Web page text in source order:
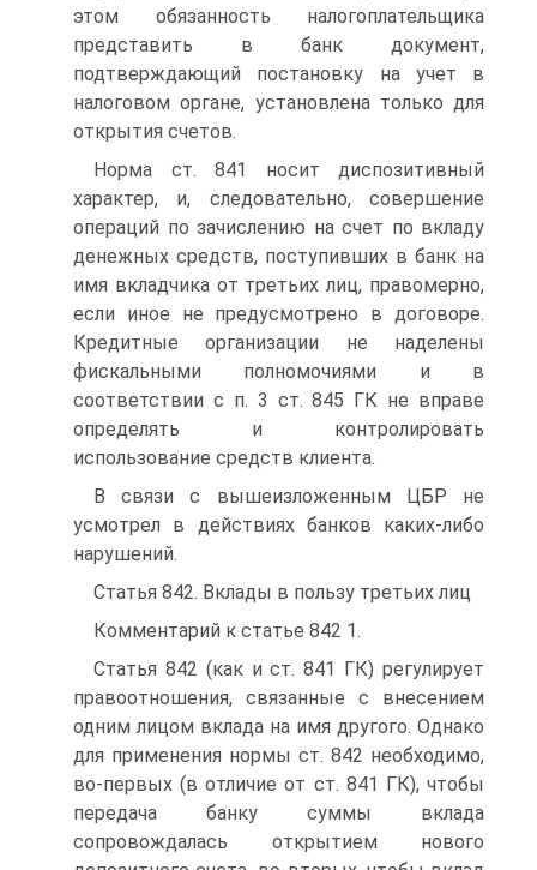
этом обязанность налогоплательщика
представить в банк документ,
подтверждающий постановку на учет в
налоговом органе, установлена только для
открытия счетов.
Норма ст. 841 носит диспозитивный
характер, и, следовательно, совершение
операций по зачислению на счет по вкладу
денежных средств, поступивших в банк на
имя вкладчика от третьих лиц, правомерно,
если иное не предусмотрено в договоре.
Кредитные организации не наделены
фискальными полномочиями и в
соответствии с п. 3 ст. 845 ГК не вправе
определять и контролировать
использование средств клиента.
В связи с вышеизложенным ЦБР не
усмотрел в действиях банков каких-либо
нарушений.
Статья 842. Вклады в пользу третьих лиц
Комментарий к статье 842 1.
Статья 842 (как и ст. 841 ГК) регулирует
правоотношения, связанные с внесением
одним лицом вклада на имя другого. Однако
для применения нормы ст. 842 необходимо,
во-первых (в отличие от ст. 841 ГК), чтобы
передача банку суммы вклада
сопровождалась открытием нового